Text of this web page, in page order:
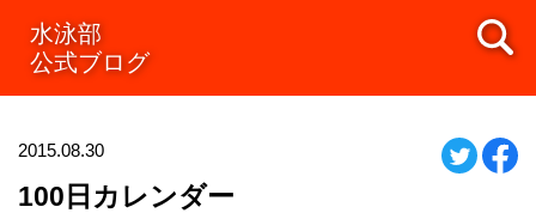
水泳部
公式ブログ
2015.08.30
100日カレンダー